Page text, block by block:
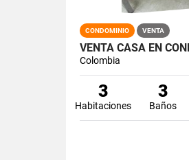
CONDOMINIO VENTA
Colombia
3
Habitaciones
3
Baños